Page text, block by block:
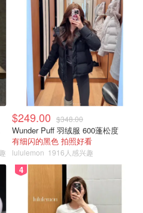
$249.00 $348.00
Wunder Puff 羽绒服 600蓬松度
有细闪的黑色 拍照好看
lululemon 1916人感兴趣
4